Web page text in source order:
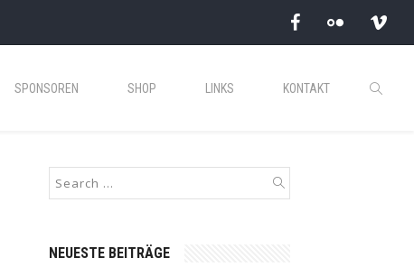
SPONSOREN SHOP LINKS KONTAKT
NEUESTE BEITRÄGE